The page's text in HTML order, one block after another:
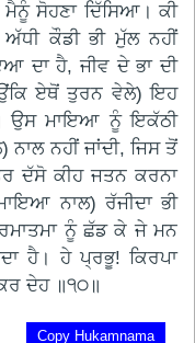
ਸੋਹਣਾ ਦਿੱਸਿਆ। ਕੀ
ਕੌਡੀ ਭੀ ਮੁੱਲ ਨਹੀਂ
ਦਾ ਹੈ, ਜੀਵ ਦੇ ਭਾ ਦੀ
ਏਥੋਂ ਤੁਰਨ ਵੇਲੇ) ਇਹ
ਉਸ ਮਾਇਆ ਨੂੰ ਇਕੱਠੀ
ਨਹੀਂ ਜਾਂਦੀ, ਜਿਸ ਤੋਂ
ਦੱਸੋ ਕੀਹ ਜਤਨ ਕਰਨਾ
ਨਾਲ) ਰੱਜੀਦਾ ਭੀ
ਨੂੰ ਛੱਡ ਕੇ ਜੇ ਮਨ
ਹੈ। ਹੇ ਪ੍ਰਭੂ! ਕਿਰਪਾ
ਦੇਹ ॥੧੦॥
Copy Hukamnama